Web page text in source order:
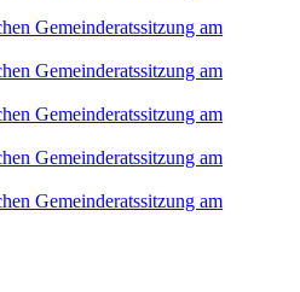
Gemeinderatssitzung am
Gemeinderatssitzung am
Gemeinderatssitzung am
Gemeinderatssitzung am
Gemeinderatssitzung am